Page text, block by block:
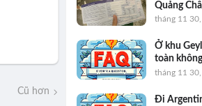
Cũ hơn
Quảng
tháng 11
Ở khu
toàn
tháng 11
Đi